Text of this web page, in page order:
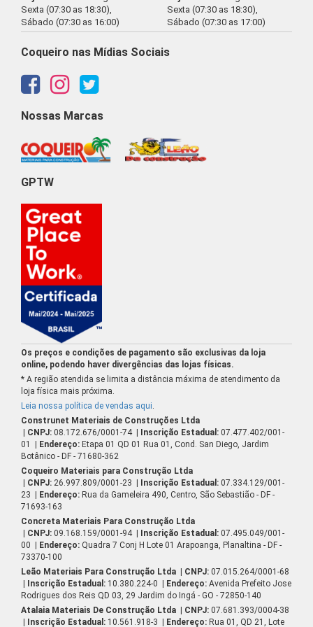
Sexta (07:30 as 18:30),
Sábado (07:30 as 16:00)
Sexta (07:30 as 18:30),
Sábado (07:30 as 17:00)
Coqueiro nas Mídias Sociais
Nossas Marcas
GPTW
Os preços e condições de pagamento são exclusivas da loja
online, podendo haver divergências das lojas físicas.
* A região atendida se limita a distância máxima de atendimento da
loja física mais próxima.
Leia nossa política de vendas aqui.
Construnet Materiais de Construções Ltda
| CNPJ: 08.172.676/0001-74 | Inscrição Estadual: 07.477.402/001-
01
| Endereço: Etapa 01 QD 01 Rua 01, Cond. San Diego, Jardim
Botânico - DF - 71680-362
Coqueiro Materiais para Construção Ltda
| CNPJ: 26.997.809/0001-23 | Inscrição Estadual: 07.334.129/001-
23
| Endereço: Rua da Gameleira 490, Centro, São Sebastião - DF -
71693-163
Concreta Materiais Para Construção Ltda
| CNPJ: 09.168.159/0001-94 | Inscrição Estadual: 07.495.049/001-
00
| Endereço: Quadra 7 Conj H Lote 01 Arapoanga, Planaltina - DF -
73370-100
Leão Materiais Para Construção Ltda
| CNPJ: 07.015.264/0001-68
| Inscrição Estadual: 10.380.224-0 | Endereço: Avenida Prefeito Jose
Rodrigues dos Reis QD 03, 29 Jardim do Ingá - GO - 72850-140
Atalaia Materiais De Construção Ltda
| CNPJ: 07.681.393/0004-38
| Inscrição Estadual: 10.561.918-3 | Endereço: Rua 01, QD 21, Lote